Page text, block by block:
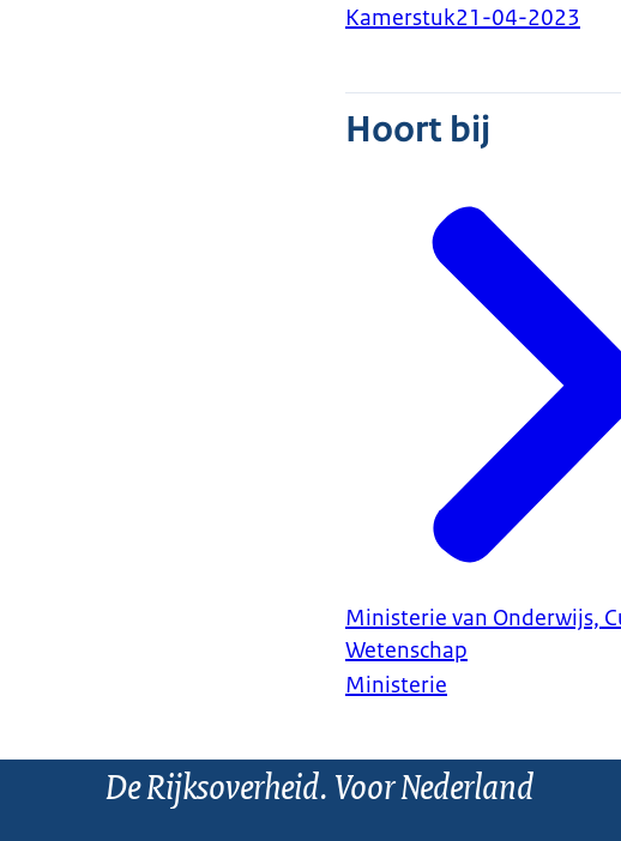
Kamerstuk21-04-2023
Hoort bij
Ministerie van Onderwijs,
Wetenschap
Ministerie
De Rijksoverheid. Voor Nederland